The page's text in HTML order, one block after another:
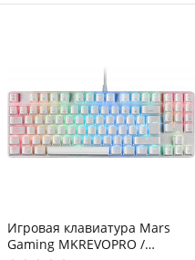
Игровая клавиатура Mars
Gaming MKREVOPRO /